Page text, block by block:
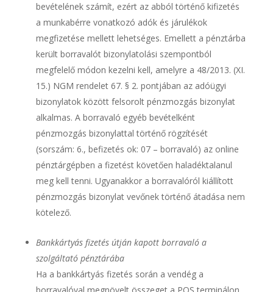
bevételének számít, ezért az abból történő kifizetés
a munkabérre vonatkozó adók és járulékok
megfizetése mellett lehetséges. Emellett a pénztárba
került borravalót bizonylatolási szempontból
megfelelő módon kezelni kell, amelyre a 48/2013. (XI.
15.) NGM rendelet 67. § 2. pontjában az adóügyi
bizonylatok között felsorolt pénzmozgás bizonylat
alkalmas. A borravaló egyéb bevételként
pénzmozgás bizonylattal történő rögzítését
(sorszám: 6., befizetés ok: 07 – borravaló) az online
pénztárgépben a fizetést követően haladéktalanul
meg kell tenni. Ugyanakkor a borravalóról kiállított
pénzmozgás bizonylat vevőnek történő átadása nem
kötelező.
Bankkártyás fizetés útján kapott borravaló a
szolgáltató pénztárába
Ha a bankkártyás fizetés során a vendég a